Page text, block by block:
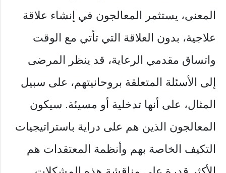
المعنى، يستثمر المعالجون في إنشاء علاقة
علاجية، بدون العلاقة التي تأتي مع الوقت
واتساق مقدمي الرعاية، قد ينظر المرضى
إلى الأسئلة المتعلقة بروحانيتهم، على سبيل
المثال، على أنها تدخلية أو مسيئة. سيكون
المعالجون الذين هم على دراية باستراتيجيات
التكيف الخاصة بهم وأنظمة المعتقدات هم